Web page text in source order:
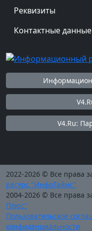
Реквизиты
Контактные данные
V4.Ru:
2022-2026 © Все права
ресурс "ИнфоТаймс"
2004-2026 © Все права
Плюс"
Пользовательское
конфиденциальности